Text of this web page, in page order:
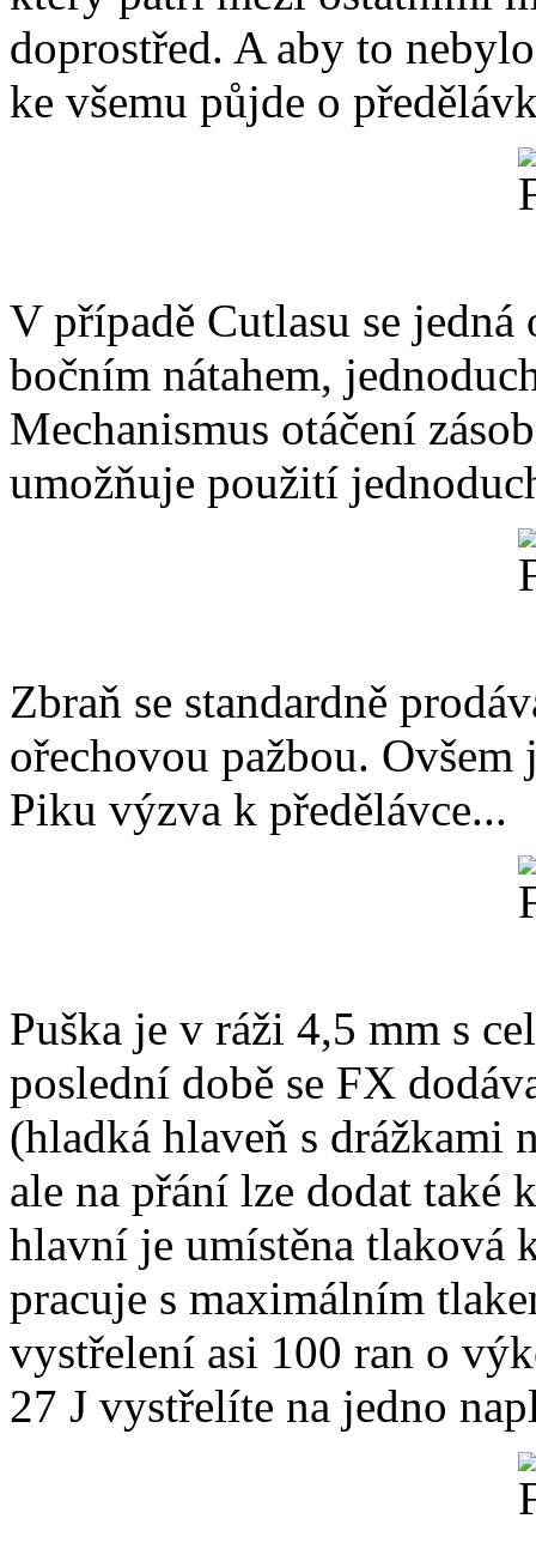
doprostřed. A aby to
ke všemu půjde o
V případě Cutlasu se
bočním nátahem,
Mechanismus otáčení
umožňuje použití
Zbraň se standardně
ořechovou pažbou.
Piku výzva k předělávce...
Puška je v ráži 4,5 mm s
poslední době se FX
(hladká hlaveň s drážkami
ale na přání lze dodat také
hlavní je umístěna tlaková
pracuje s maximálním
vystřelení asi 100 ran o
27 J vystřelíte na jedno